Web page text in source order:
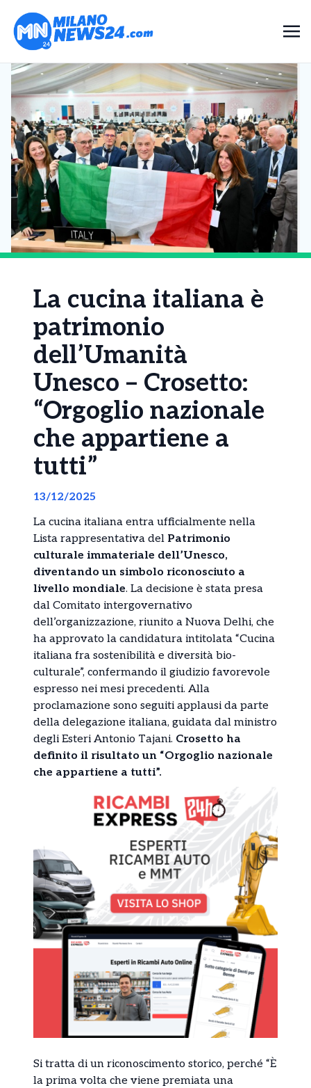
La cucina italiana è
patrimonio
dell’Umanità
Unesco – Crosetto:
“Orgoglio nazionale
che appartiene a
tutti”
13/12/2025
La cucina italiana entra ufficialmente nella
Lista rappresentativa del Patrimonio
culturale immateriale dell’Unesco,
diventando un simbolo riconosciuto a
livello mondiale. La decisione è stata presa
dal Comitato intergovernativo
dell’organizzazione, riunito a Nuova Delhi, che
ha approvato la candidatura intitolata “Cucina
italiana fra sostenibilità e diversità bio-
culturale”, confermando il giudizio favorevole
espresso nei mesi precedenti. Alla
proclamazione sono seguiti applausi da parte
della delegazione italiana, guidata dal ministro
degli Esteri Antonio Tajani. Crosetto ha
definito il risultato un “Orgoglio nazionale
che appartiene a tutti”.
Si tratta di un riconoscimento storico, perché “È
la prima volta che viene premiata una